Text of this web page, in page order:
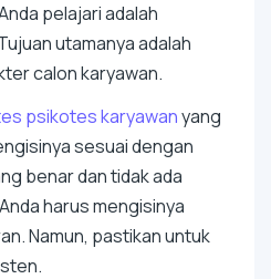
pelajari adalah
utamanya adalah
calon karyawan.
psikotes karyawanyang
sesuai dengan
benar dan tidak ada
harus mengisinya
Namun, pastikan untuk